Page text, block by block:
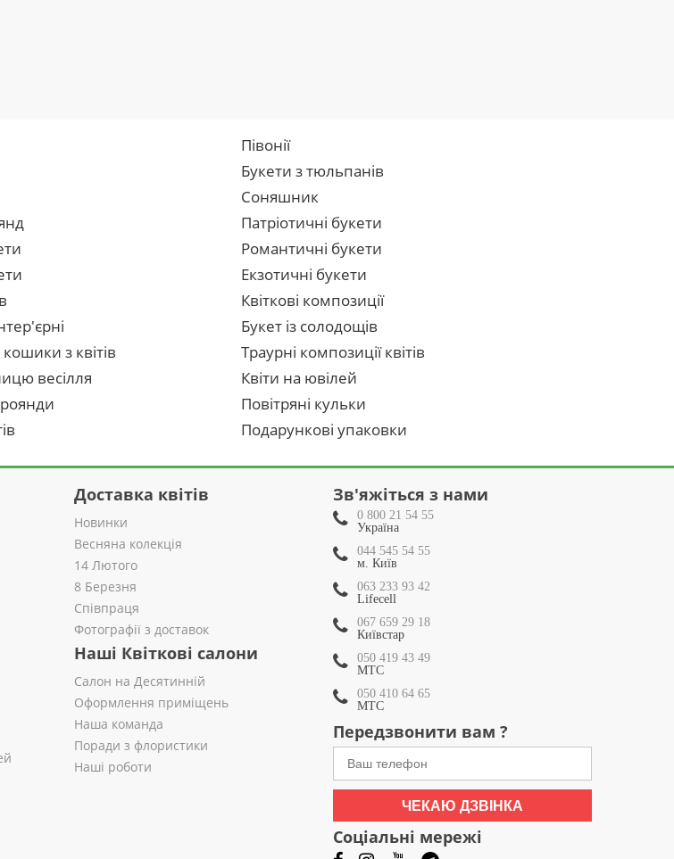
Півонії
Букети з тюльпанів
Соняшник
Патріотичні букети
Романтичні букети
Екзотичні букети
Квіткові композиції
Букет із солодощів
з квітів
Траурні композиції квітів
весілля
Квіти на ювілей
Повітряні кульки
Подарункові упаковки
Доставка квітів
Новинки
Весняна колекція
14 Лютого
8 Березня
Співпраця
Фотографії з доставок
Наші Квіткові салони
Салон на Десятинній
Оформлення приміщень
Наша команда
Поради з флористики
Наші роботи
Зв'яжіться з нами
0 800 21 54 55
Україна
044 545 54 55
м. Київ
063 233 93 42
Lifecell
067 659 29 18
Київстар
050 419 43 49
МТС
050 410 64 65
МТС
Передзвонити вам ?
ЧЕКАЮ ДЗВІНКА
Соціальні мережі